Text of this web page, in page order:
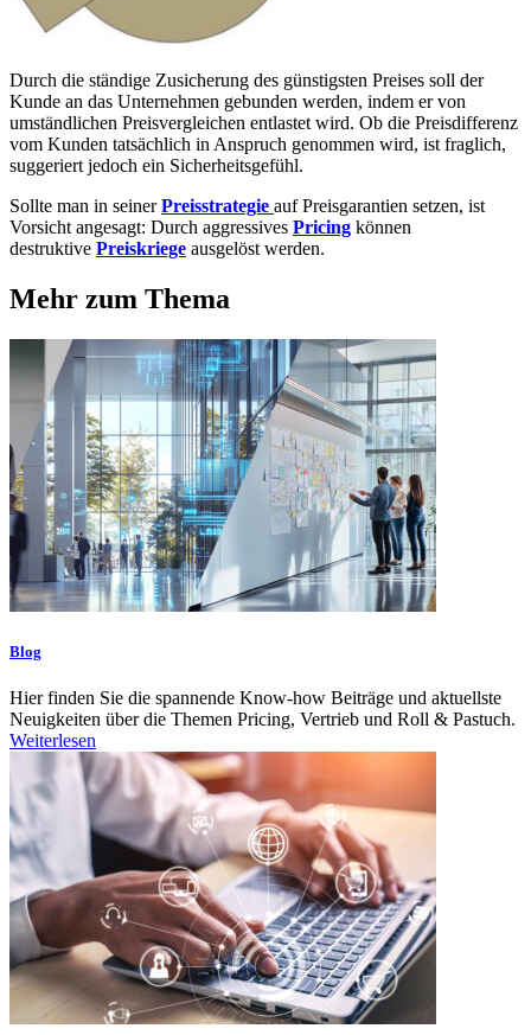
Durch die ständige Zusicherung des günstigsten Preises soll der
Kunde an das Unternehmen gebunden werden, indem er von
umständlichen Preisvergleichen entlastet wird. Ob die Preisdifferenz
vom Kunden tatsächlich in Anspruch genommen wird, ist fraglich,
suggeriert jedoch ein Sicherheitsgefühl.
Sollte man in seinerPreisstrategie auf Preisgarantien setzen, ist
Vorsicht angesagt: Durch aggressives Pricing können
destruktive Preiskriege ausgelöst werden.
Mehr zum Thema
Blog
Hier finden Sie die spannende Know-how Beiträge und aktuellste
Neuigkeiten über die Themen Pricing, Vertrieb und Roll & Pastuch.
Weiterlesen